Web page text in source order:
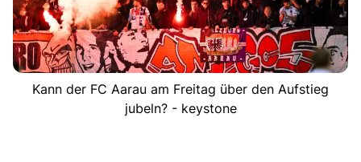
Kann der FC Aarau am Freitag über den Aufstieg
jubeln? - keystone